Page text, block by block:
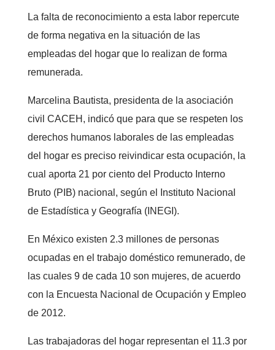
La falta de reconocimiento a esta labor repercute
de forma negativa en la situación de las
empleadas del hogar que lo realizan de forma
remunerada.
Marcelina Bautista, presidenta de la asociación
civil CACEH, indicó que para que se respeten los
derechos humanos laborales de las empleadas
del hogar es preciso reivindicar esta ocupación, la
cual aporta 21 por ciento del Producto Interno
Bruto (PIB) nacional, según el Instituto Nacional
de Estadística y Geografía (INEGI).
En México existen 2.3 millones de personas
ocupadas en el trabajo doméstico remunerado, de
las cuales 9 de cada 10 son mujeres, de acuerdo
con la Encuesta Nacional de Ocupación y Empleo
de 2012.
Las trabajadoras del hogar representan el 11.3 por